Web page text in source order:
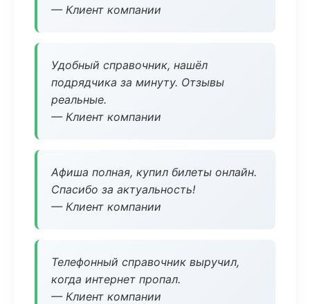
— Клиент компании
Удобный справочник, нашёл
подрядчика за минуту. Отзывы
реальные.
— Клиент компании
Афиша полная, купил билеты онлайн.
Спасибо за актуальность!
— Клиент компании
Телефонный справочник выручил,
когда интернет пропал.
— Клиент компании